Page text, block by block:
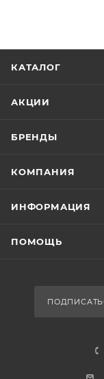
КАТАЛОГ
АКЦИИ
БРЕНДЫ
КОМПАНИЯ
ИНФОРМАЦИЯ
ПОМОЩЬ